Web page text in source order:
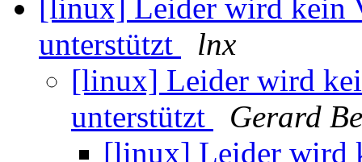
[linux] Leider wird kein
unterstützt
lnx
[linux] Leider wird
unterstützt
Gerard
[linux] Leider wird